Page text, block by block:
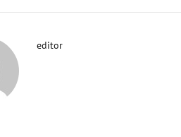
editor